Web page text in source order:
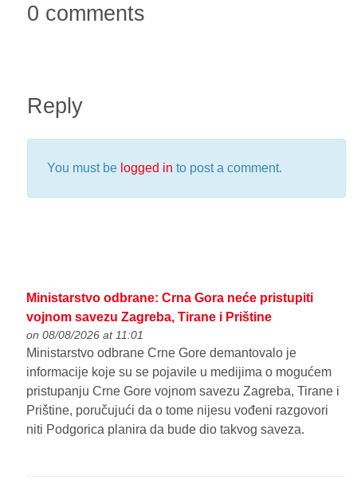
0 comments
Reply
You must be logged in to post a comment.
Ministarstvo odbrane: Crna Gora neće pristupiti
vojnom savezu Zagreba, Tirane i Prištine
on 08/08/2026 at 11:01
Ministarstvo odbrane Crne Gore demantovalo je
informacije koje su se pojavile u medijima o mogućem
pristupanju Crne Gore vojnom savezu Zagreba, Tirane i
Prištine, poručujući da o tome nijesu vođeni razgovori
niti Podgorica planira da bude dio takvog saveza.